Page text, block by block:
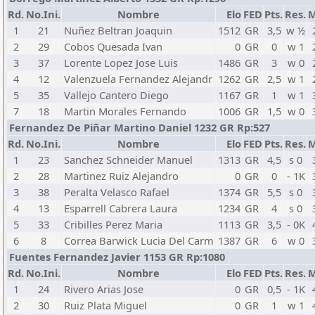
Rd. No.Ini. Nombre Elo FED Pts. Res.
1
21 Nuñez Beltran Joaquin 1512 GR 3,5 w ½
2
29 Cobos Quesada Ivan 0 GR 0 w 1
3
37 Lorente Lopez Jose Luis 1486 GR 3 w 0
4
12 Valenzuela Fernandez Alejandr 1262 GR 2,5 w 1
5
35 Vallejo Cantero Diego 1167 GR 1 w 1
7
18 Martin Morales Fernando 1006 GR 1,5 w 0
Fernandez De Piñar Martino Daniel 1232 GR Rp:527
Rd. No.Ini. Nombre Elo FED Pts. Res.
1
23 Sanchez Schneider Manuel 1313 GR 4,5 s 0
2
28 Martinez Ruiz Alejandro 0 GR 0 - 1K
3
38 Peralta Velasco Rafael 1374 GR 5,5 s 0
4
13 Esparrell Cabrera Laura 1234 GR 4 s 0
5
33 Cribilles Perez Maria 1113 GR 3,5 - 0K
6
8 Correa Barwick Lucia Del Carm 1387 GR 6 w 0
Fuentes Fernandez Javier 1153 GR Rp:1080
Rd. No.Ini. Nombre Elo FED Pts. Res.
1
24 Rivero Arias Jose 0 GR 0,5 - 1K
2
30 Ruiz Plata Miguel 0 GR 1 w 1